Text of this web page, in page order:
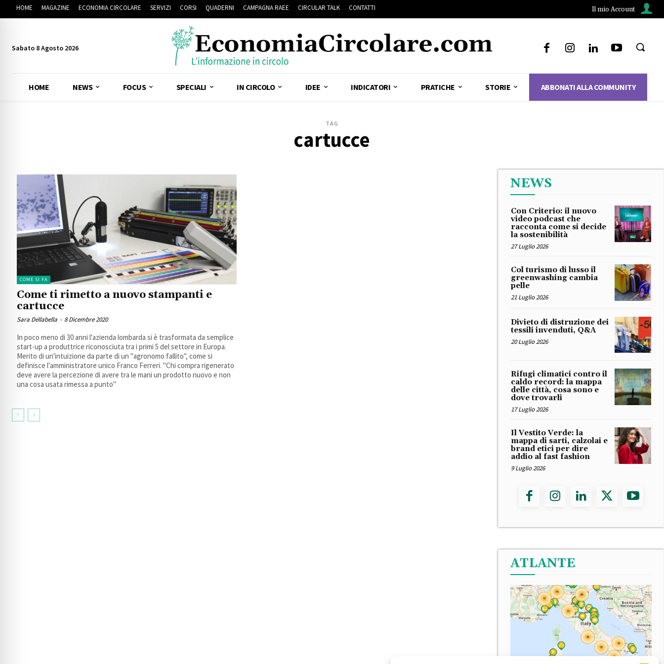
HOME MAGAZINE ECONOMIA CIRCOLARE SERVIZI CORSI QUADERNI CAMPAGNA RAEE CIRCULAR TALK CONTATTI Il mio Account
Sabato 8 Agosto 2026
HOME NEWS FOCUS SPECIALI IN CIRCOLO IDEE INDICATORI PRATICHE STORIE ABBONATI ALLA COMMUNITY
TAG
cartucce
COME SI FA
Come ti rimetto a nuovo stampanti e
cartucce
Sara Dellabella - 8 Dicembre 2020
In poco meno di 30 anni l'azienda lombarda si è trasformata da semplice
start-up a produttrice riconosciuta tra i primi 5 del settore in Europa.
Merito di un'intuizione da parte di un "agronomo fallito", come si
definisce l'amministratore unico Franco Ferreri. "Chi compra rigenerato
deve avere la percezione di avere tra le mani un prodotto nuovo e non
una cosa usata rimessa a punto"
NEWS
Con Criterio: il nuovo
video podcast che
racconta come si decide
la sostenibilità
27 Luglio 2026
Col turismo di lusso il
greenwashing cambia
pelle
21 Luglio 2026
Divieto di distruzione dei
tessili invenduti, Q&A
20 Luglio 2026
Rifugi climatici contro il
caldo record: la mappa
delle città, cosa sono e
dove trovarli
17 Luglio 2026
Il Vestito Verde: la
mappa di sarti, calzolai e
brand etici per dire
addio al fast fashion
9 Luglio 2026
ATLANTE